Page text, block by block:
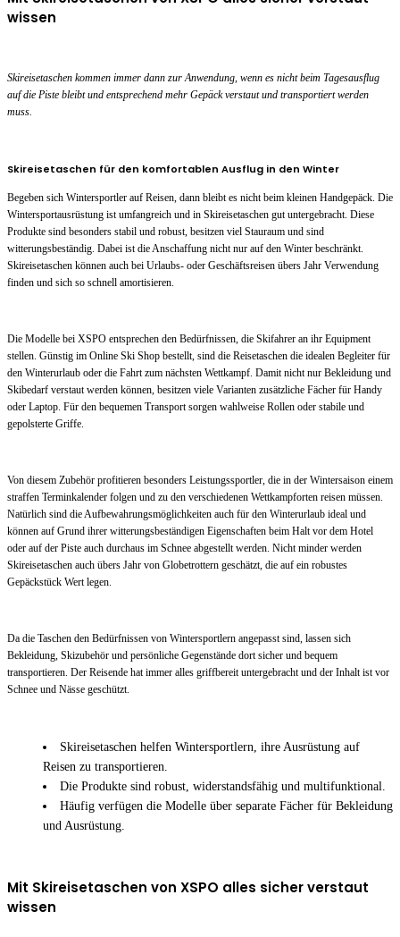
wissen
Skireisetaschen kommen immer dann zur Anwendung, wenn es nicht beim Tagesausflug
auf die Piste bleibt und entsprechend mehr Gepäck verstaut und transportiert werden
muss.
Skireisetaschen für den komfortablen Ausflug in den Winter
Begeben sich Wintersportler auf Reisen, dann bleibt es nicht beim kleinen Handgepäck. Die
Wintersportausrüstung ist umfangreich und in Skireisetaschen gut untergebracht. Diese
Produkte sind besonders stabil und robust, besitzen viel Stauraum und sind
witterungsbeständig. Dabei ist die Anschaffung nicht nur auf den Winter beschränkt.
Skireisetaschen können auch bei Urlaubs- oder Geschäftsreisen übers Jahr Verwendung
finden und sich so schnell amortisieren.
Die Modelle bei XSPO entsprechen den Bedürfnissen, die Skifahrer an ihr Equipment
stellen. Günstig im Online Ski Shop bestellt, sind die Reisetaschen die idealen Begleiter für
den Winterurlaub oder die Fahrt zum nächsten Wettkampf. Damit nicht nur Bekleidung und
Skibedarf verstaut werden können, besitzen viele Varianten zusätzliche Fächer für Handy
oder Laptop. Für den bequemen Transport sorgen wahlweise Rollen oder stabile und
gepolsterte Griffe.
Von diesem Zubehör profitieren besonders Leistungssportler, die in der Wintersaison einem
straffen Terminkalender folgen und zu den verschiedenen Wettkampforten reisen müssen.
Natürlich sind die Aufbewahrungsmöglichkeiten auch für den Winterurlaub ideal und
können auf Grund ihrer witterungsbeständigen Eigenschaften beim Halt vor dem Hotel
oder auf der Piste auch durchaus im Schnee abgestellt werden. Nicht minder werden
Skireisetaschen auch übers Jahr von Globetrottern geschätzt, die auf ein robustes
Gepäckstück Wert legen.
Da die Taschen den Bedürfnissen von Wintersportlern angepasst sind, lassen sich
Bekleidung, Skizubehör und persönliche Gegenstände dort sicher und bequem
transportieren. Der Reisende hat immer alles griffbereit untergebracht und der Inhalt ist vor
Schnee und Nässe geschützt.
Skireisetaschen helfen Wintersportlern, ihre Ausrüstung auf
Reisen zu transportieren.
Die Produkte sind robust, widerstandsfähig und multifunktional.
Häufig verfügen die Modelle über separate Fächer für Bekleidung
und Ausrüstung.
Mit Skireisetaschen von XSPO alles sicher verstaut
wissen